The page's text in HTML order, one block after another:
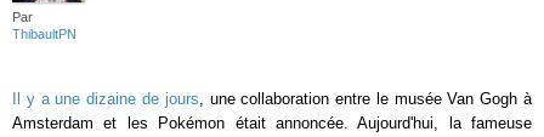
Par
ThibaultPN
Il y a une dizaine de jours, une collaboration entre le musée Van Gogh à
Amsterdam et les Pokémon était annoncée. Aujourd'hui, la fameuse